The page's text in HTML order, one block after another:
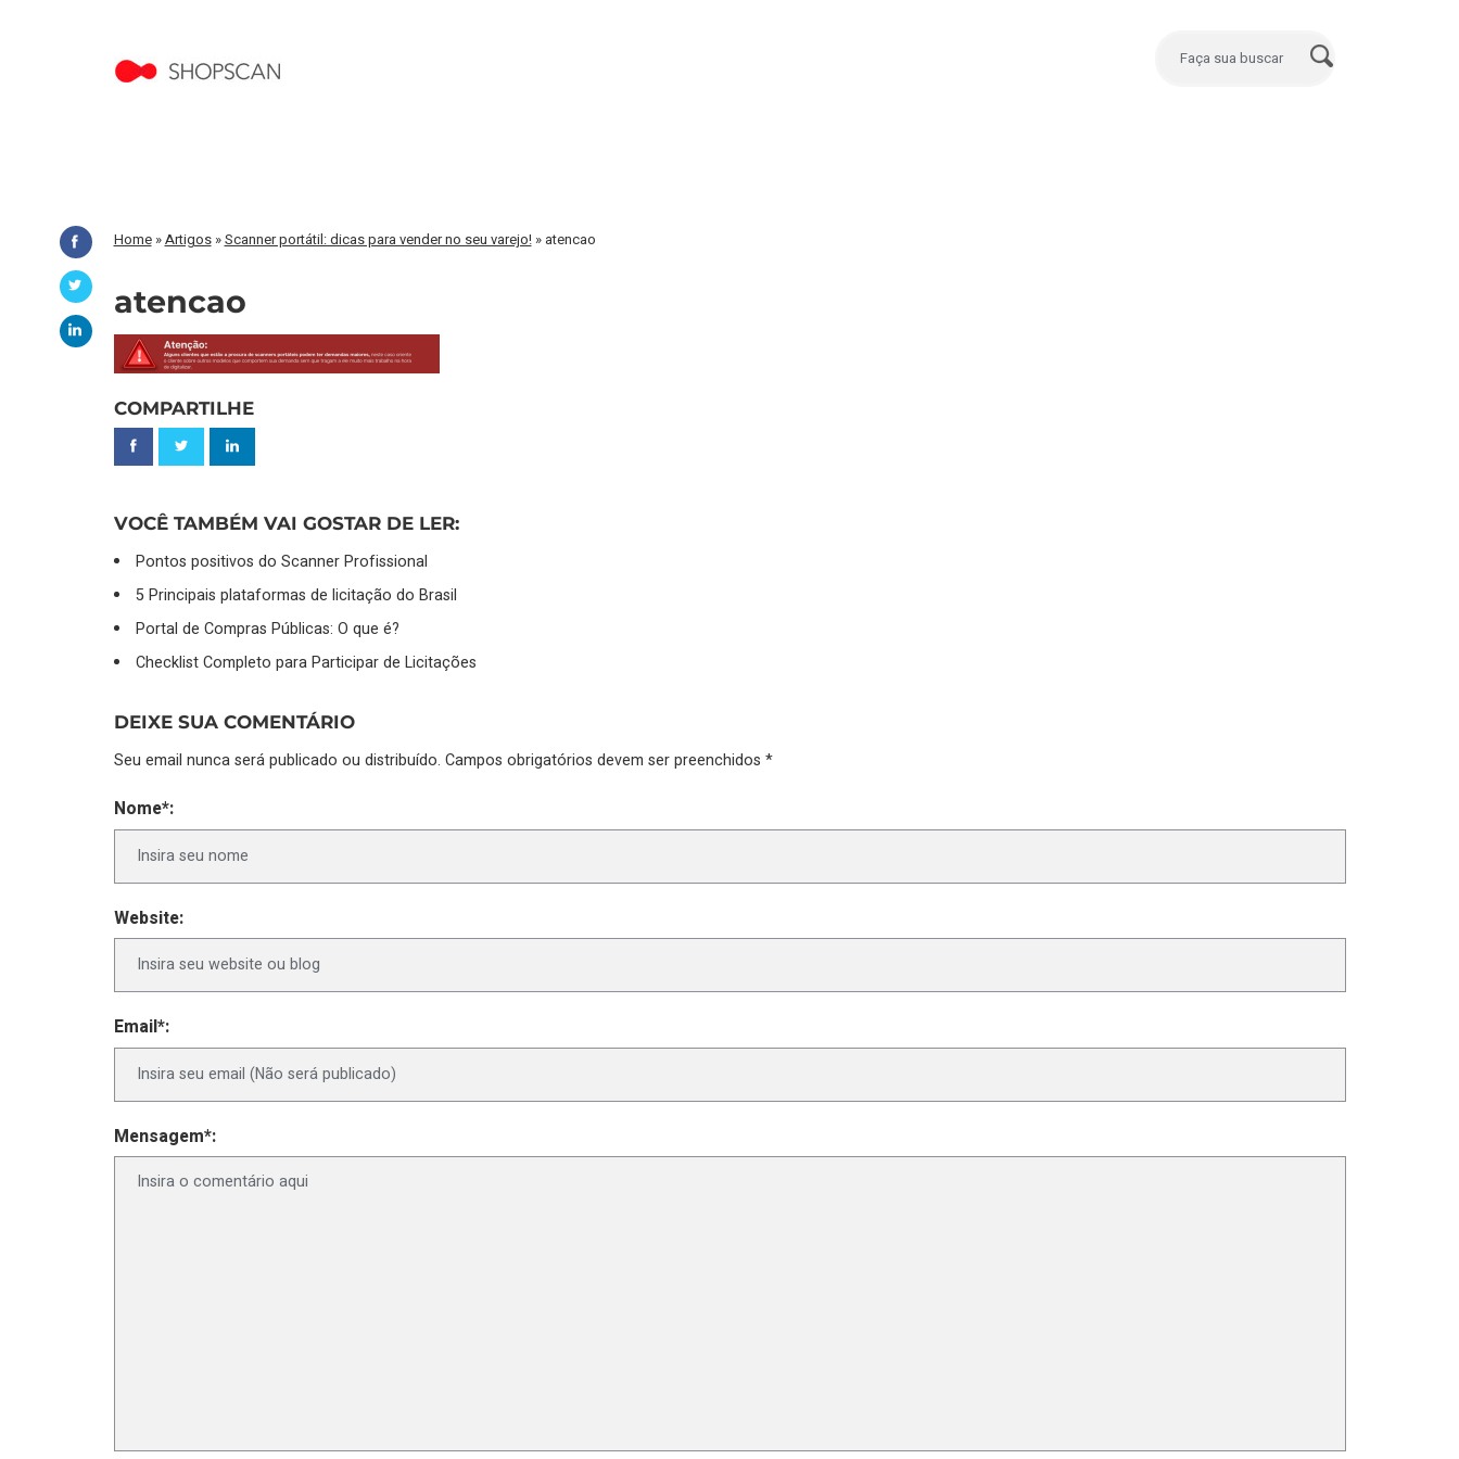
Home»Artigos»Scanner portátil: dicas para vender no seu varejo!»atencao
atencao
COMPARTILHE
VOCÊ TAMBÉM VAI GOSTAR DE LER:
Pontos positivos do Scanner Profissional
5 Principais plataformas de licitação do Brasil
Portal de Compras Públicas: O que é?
Checklist Completo para Participar de Licitações
DEIXE SUA COMENTÁRIO
Seu email nunca será publicado ou distribuído. Campos obrigatórios devem ser preenchidos *
Nome*:
Website:
Email*:
Mensagem*: